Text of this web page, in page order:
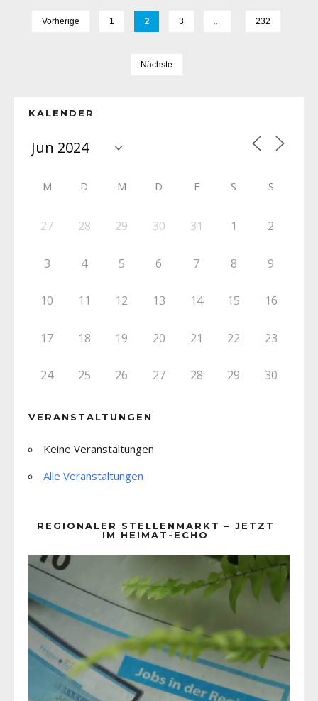
Vorherige 1 2 3 … 232
Nächste
KALENDER
M D M D F S S
27 28 29 30 31 1 2
3 4 5 6 7 8 9
10 11 12 13 14 15 16
17 18 19 20 21 22 23
24 25 26 27 28 29 30
VERANSTALTUNGEN
Keine Veranstaltungen
Alle Veranstaltungen
REGIONALER STELLENMARKT – JETZT
IM HEIMAT-ECHO
Player